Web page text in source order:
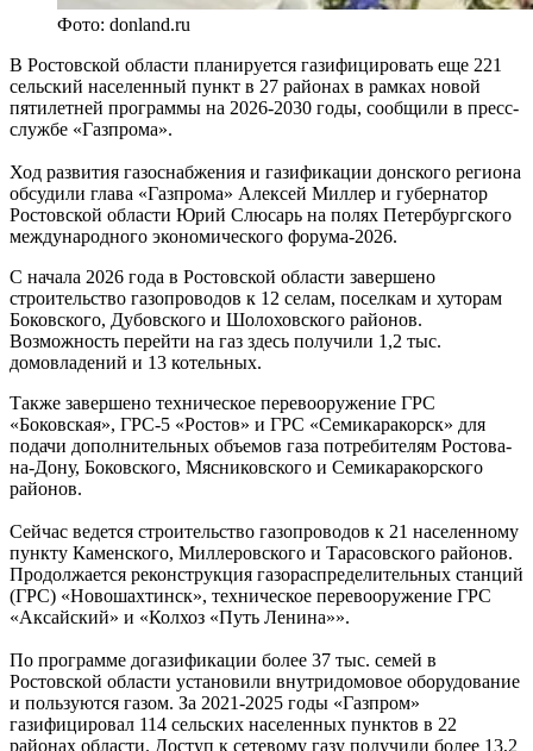
Фото: donland.ru
В Ростовской области планируется газифицировать еще 221
сельский населенный пункт в 27 районах в рамках новой
пятилетней программы на 2026-2030 годы, сообщили в пресс-
службе «Газпрома».
Ход развития газоснабжения и газификации донского региона
обсудили глава «Газпрома» Алексей Миллер и губернатор
Ростовской области Юрий Слюсарь на полях Петербургского
международного экономического форума-2026.
С начала 2026 года в Ростовской области завершено
строительство газопроводов к 12 селам, поселкам и хуторам
Боковского, Дубовского и Шолоховского районов.
Возможность перейти на газ здесь получили 1,2 тыс.
домовладений и 13 котельных.
Также завершено техническое перевооружение ГРС
«Боковская», ГРС-5 «Ростов» и ГРС «Семикаракорск» для
подачи дополнительных объемов газа потребителям Ростова-
на-Дону, Боковского, Мясниковского и Семикаракорского
районов.
Сейчас ведется строительство газопроводов к 21 населенному
пункту Каменского, Миллеровского и Тарасовского районов.
Продолжается реконструкция газораспределительных станций
(ГРС) «Новошахтинск», техническое перевооружение ГРС
«Аксайский» и «Колхоз «Путь Ленина»».
По программе догазификации более 37 тыс. семей в
Ростовской области установили внутридомовое оборудование
и пользуются газом. За 2021-2025 годы «Газпром»
газифицировал 114 сельских населенных пунктов в 22
районах области. Доступ к сетевому газу получили более 13,2